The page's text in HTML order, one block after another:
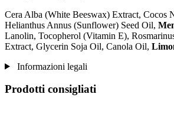
Cera Alba (White Beeswax) Extract, Cocos
Helianthus Annus (Sunflower) Seed Oil,
Lanolin, Tocopherol (Vitamin E),
Extract, Glycerin Soja Oil, Canola Oil,
Informazioni legali
Prodotti consigliati